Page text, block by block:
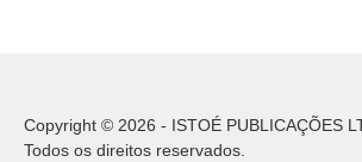
Copyright © 2026 - ISTOÉ PUBLICAÇÕES
Todos os direitos reservados.